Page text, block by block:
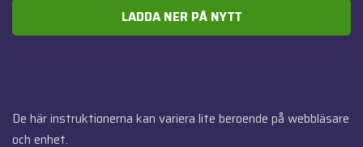
LADDA NER PÅ NYTT
De här instruktionerna kan variera lite beroende på webbläsare
och enhet.